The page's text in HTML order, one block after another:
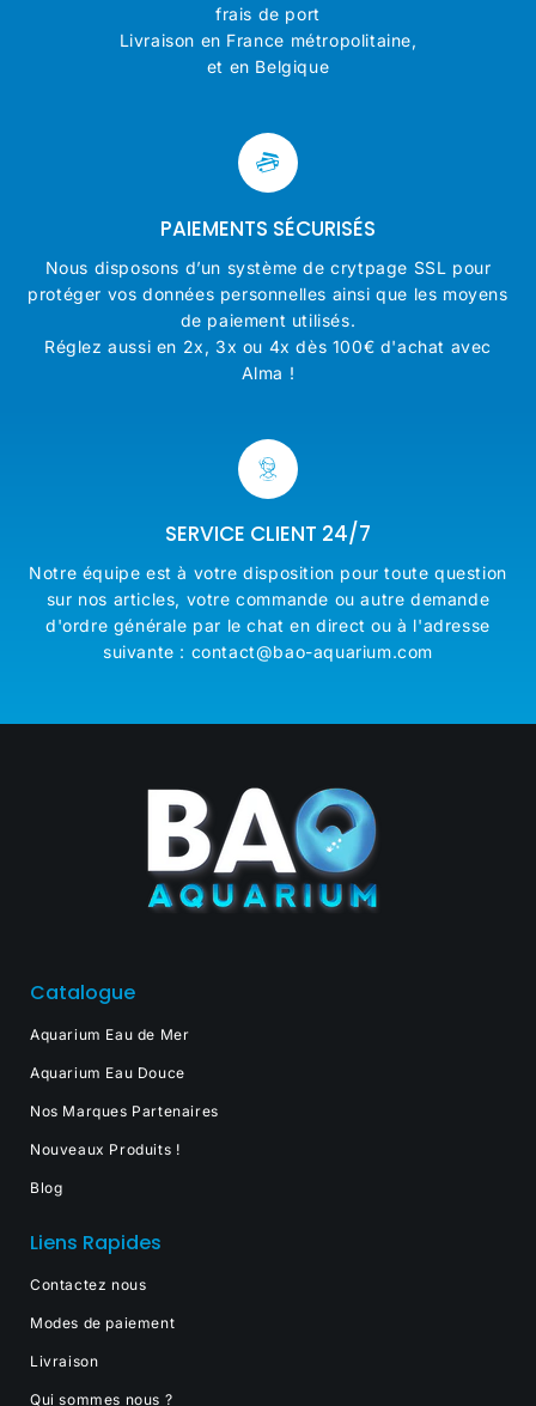
frais de port
Livraison en France métropolitaine,
et en Belgique
PAIEMENTS SÉCURISÉS
Nous disposons d’un système de crytpage SSL pour
protéger vos données personnelles ainsi que les moyens
de paiement utilisés.
Réglez aussi en 2x, 3x ou 4x dès 100€ d'achat avec
Alma !
SERVICE CLIENT 24/7
Notre équipe est à votre disposition pour toute question
sur nos articles, votre commande ou autre demande
d'ordre générale par le chat en direct ou à l'adresse
suivante : contact@bao-aquarium.com
Catalogue
Aquarium Eau de Mer
Aquarium Eau Douce
Nos Marques Partenaires
Nouveaux Produits !
Blog
Liens Rapides
Contactez nous
Modes de paiement
Livraison
Qui sommes nous ?